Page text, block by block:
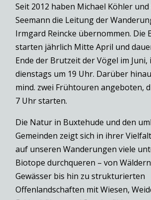
Seit 2012 haben Michael Köhler und
Seemann die Leitung der
Irmgard Reincke übernommen. Die
starten jährlich Mitte April und
Ende der Brutzeit der Vögel im Juni,
dienstags um 19 Uhr. Darüber
mind. zwei Frühtouren angeboten,
7 Uhr starten.
Die Natur in Buxtehude und den
Gemeinden zeigt sich in ihrer
auf unseren Wanderungen viele
Biotope durchqueren – von
Gewässer bis hin zu strukturierten
Offenlandschaften mit Wiesen,